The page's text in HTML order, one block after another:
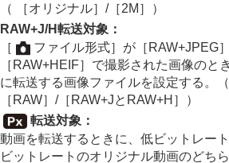
（
［オリジナル］ /［2M］
）
RAW+J/H転送対象 ：
［
ファイル形式］ が［RAW+JPEG］
［RAW+HEIF］ で撮影された画像のと
に転送する画像ファイルを設定する。（
［RAW］ /［RAW+JとRAW+H］
）
転送対象 ：
動画を転送するときに、低ビットレー
ビットレートのオリジナル動画のどち